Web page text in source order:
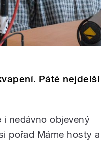
Páté nejdelší
i nedávno objevený
pořad Máme hosty a